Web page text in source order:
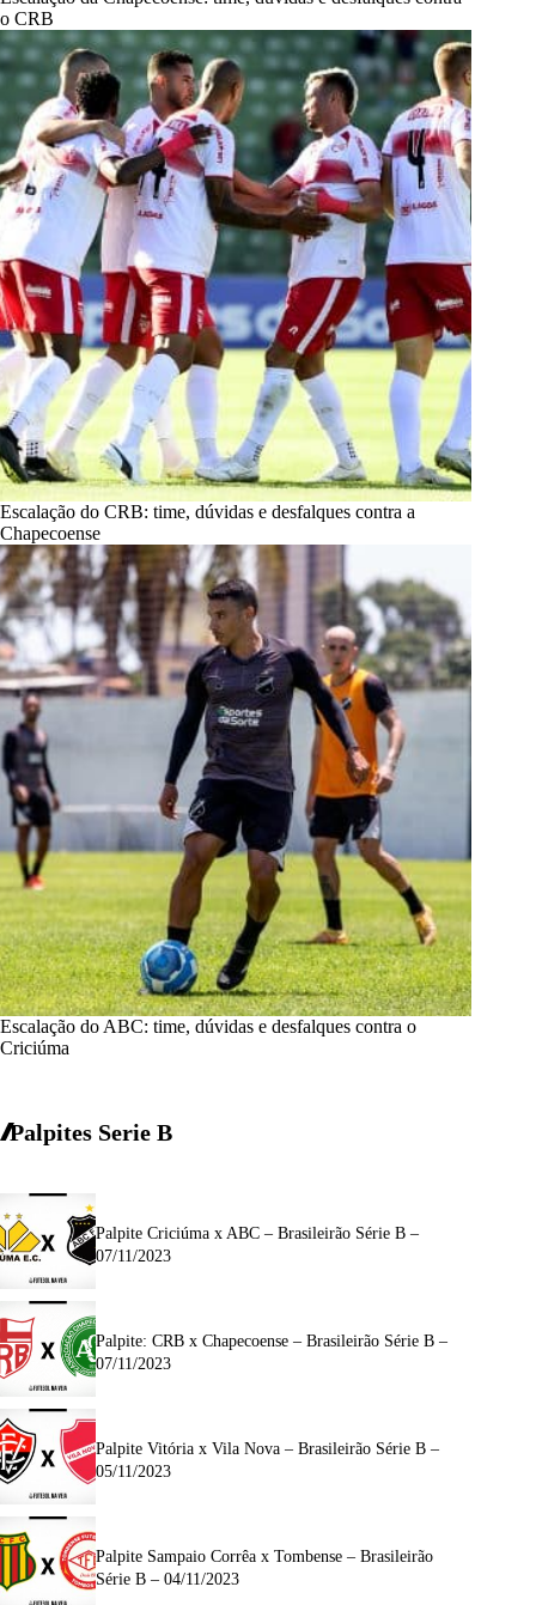
o CRB
Escalação do CRB: time, dúvidas e desfalques contra a
Chapecoense
Escalação do ABC: time, dúvidas e desfalques contra o
Criciúma
Palpites Serie B
Palpite Criciúma x ABC – Brasileirão Série B –
07/11/2023
Palpite: CRB x Chapecoense – Brasileirão Série B –
07/11/2023
Palpite Vitória x Vila Nova – Brasileirão Série B –
05/11/2023
Palpite Sampaio Corrêa x Tombense – Brasileirão
Série B – 04/11/2023